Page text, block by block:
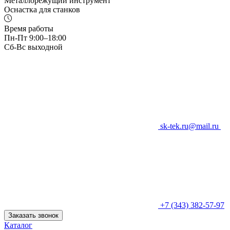
Оснастка для станков
Время работы
Пн-Пт 9:00–18:00
Сб-Вс выходной
sk-tek.ru@mail.ru
+7 (343) 382-57-97
Заказать звонок
Каталог